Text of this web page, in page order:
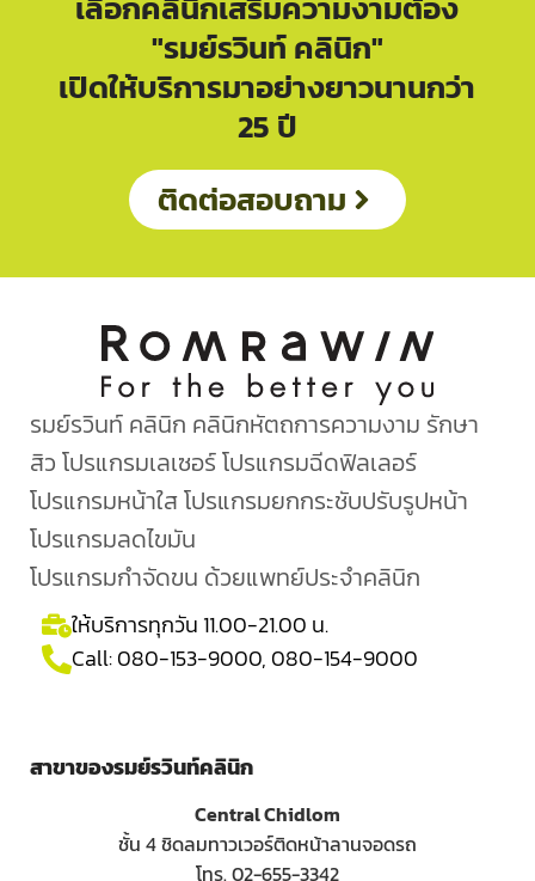
"รมย์รวินท์ คลินิก"
เปิดให้บริการมาอย่างยาวนานกว่า
25 ปี
ติดต่อสอบถาม
รมย์รวินท์ คลินิก คลินิกหัตถการความงาม รักษา
สิว โปรแกรมเลเซอร์ โปรแกรมฉีดฟิลเลอร์
โปรแกรมหน้าใส โปรแกรมยกกระชับปรับรูปหน้า
โปรแกรมลดไขมัน
โปรแกรมกำจัดขน ด้วยแพทย์ประจำคลินิก
ให้บริการทุกวัน 11.00-21.00 น.
Call:080-153-9000, 080-154-9000
สาขาของรมย์รวินท์คลินิก
Central Chidlom
ชั้น 4 ชิดลมทาวเวอร์ติดหน้าลานจอดรถ
โทร. 02-655-3342